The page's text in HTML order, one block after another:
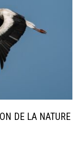
DE LA NATURE